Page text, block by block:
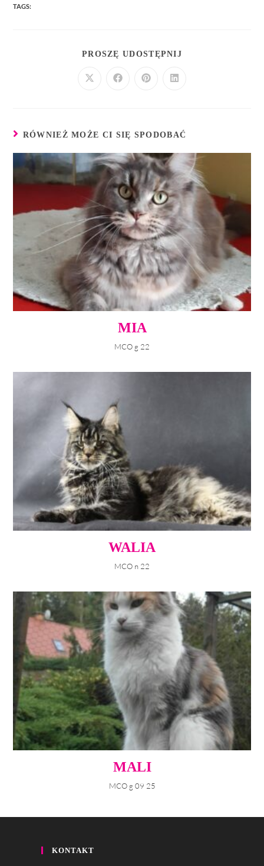
TAGS:
PROSZĘ UDOSTĘPNIJ
RÓWNIEŻ MOŻE CI SIĘ SPODOBAĆ
MIA
MCO g 22
WALIA
MCO n 22
MALI
MCO g 09 25
KONTAKT